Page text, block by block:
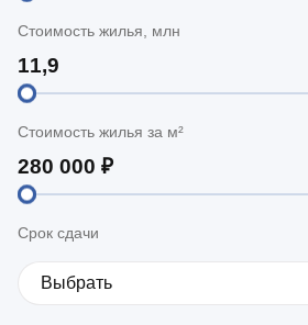
Стоимость жилья, млн
Стоимость жилья за м²
Срок сдачи
Выбрать